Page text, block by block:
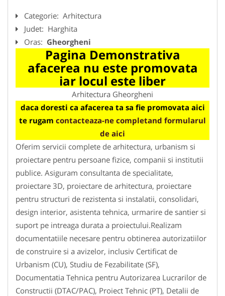
Categorie: Arhitectura
Judet: Harghita
Oras: Gheorgheni
Pagina Demonstrativa
afacerea nu este promovata
iar locul este liber
Arhitectura Gheorgheni
daca doresti ca afacerea ta sa fie promovata aici
te rugam contacteaza-ne completand formularul
de aici
Oferim servicii complete de arhitectura, urbanism si
proiectare pentru persoane fizice, companii si institutii
publice. Asiguram consultanta de specialitate,
proiectare 3D, proiectare de arhitectura, proiectare
pentru structuri de rezistenta si instalatii, consolidari,
design interior, asistenta tehnica, urmarire de santier si
suport pe intreaga durata a proiectului.Realizam
documentatiile necesare pentru obtinerea autorizatiilor
de construire si a avizelor, inclusiv Certificat de
Urbanism (CU), Studiu de Fezabilitate (SF),
Documentatia Tehnica pentru Autorizarea Lucrarilor de
Constructii (DTAC/PAC), Proiect Tehnic (PT), Detalii de